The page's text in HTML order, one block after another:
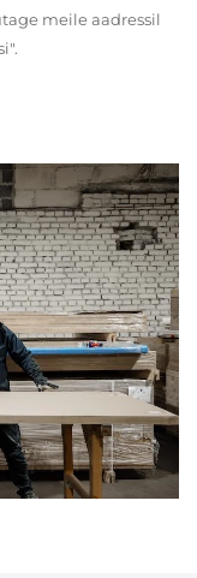
meile aadressil